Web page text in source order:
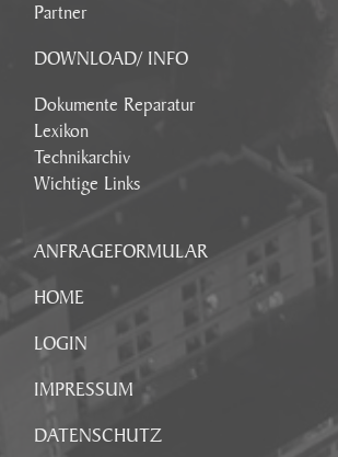
Partner
DOWNLOAD/ INFO
Dokumente Reparatur
Lexikon
Technikarchiv
Wichtige Links
ANFRAGEFORMULAR
HOME
LOGIN
IMPRESSUM
DATENSCHUTZ